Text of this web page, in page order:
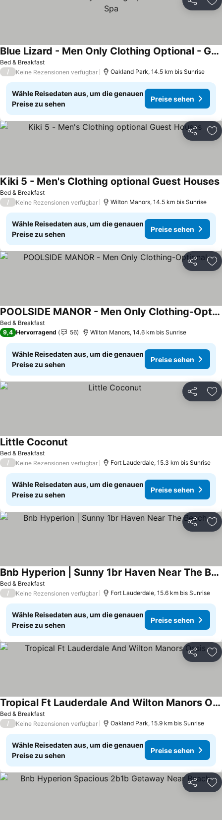
Teilen
Bed & Breakfast
Blue Lizard - Men Only Clothing Optional - Guesthouse & Spa
Preise sehen
/ Keine Rezensionen verfügbar Oakland Park, 14.5 km bis Sunrise
Wähle Reisedaten aus, um die genauen
Preise zu sehen
Preise sehen
Teilen
Bed & Breakfast
Kiki 5 - Men's Clothing optional Guest Houses
/ Keine Rezensionen verfügbar Wilton Manors, 14.5 km bis Sunrise
Wähle Reisedaten aus, um die genauen
Preise zu sehen
Preise sehen
Teilen
Bed & Breakfast
POOLSIDE MANOR - Men Only Clothing-Optional
Preise sehen
9,4 Hervorragend 56 Wilton Manors, 14.6 km bis Sunrise
Wähle Reisedaten aus, um die genauen
Preise zu sehen
Preise sehen
Teilen
Bed & Breakfast
Little Coconut
/ Keine Rezensionen verfügbar Fort Lauderdale, 15.3 km bis Sunrise
Wähle Reisedaten aus, um die genauen
Preise zu sehen
Preise sehen
Teilen
Bed & Breakfast
Bnb Hyperion | Sunny 1br Haven Near The Beach
Preise sehen
/ Keine Rezensionen verfügbar Fort Lauderdale, 15.6 km bis Sunrise
Wähle Reisedaten aus, um die genauen
Preise zu sehen
Preise sehen
Teilen
Bed & Breakfast
Tropical Ft Lauderdale And Wilton Manors Oasis
Preise sehen
/ Keine Rezensionen verfügbar Oakland Park, 15.9 km bis Sunrise
Wähle Reisedaten aus, um die genauen
Preise zu sehen
Preise sehen
Teilen